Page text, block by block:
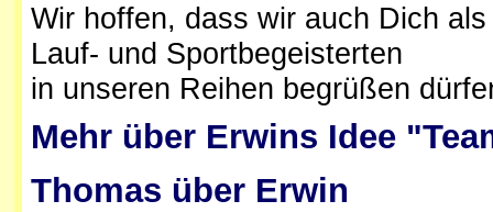
Wir hoffen, dass wir auch Dich als
Lauf- und Sportbegeisterten
in unseren Reihen begrüßen
Mehr über Erwins Idee
Thomas über Erwin